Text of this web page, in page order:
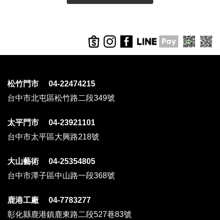
松竹門市 04-22474215
台中市北屯區松竹路二段349號
太平門市 04-23921101
台中市太平區大興路218號
大山藝術 04-25354805
台中市潭子區中山路一段368號
鹿港工廠 04-7783277
彰化縣鹿港鎮鹿東路二段527巷83號